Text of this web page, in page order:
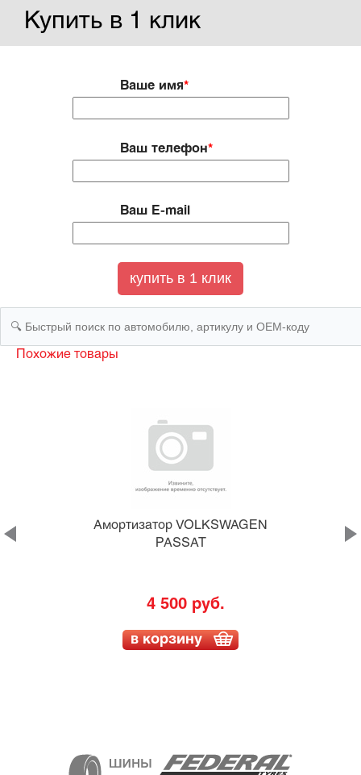
Купить в 1 клик
Ваше имя*
Ваш телефон*
Ваш E-mail
Похожие товары
Амортизатор VOLKSWAGEN
PASSAT
4 500 руб.
в корзину